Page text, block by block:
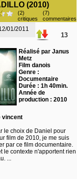
(2010)
(2)
critiques
(7)
commentaires
13
Réalisé par Janus
Metz
Film danois
Genre :
Documentaire
Durée : 1h 40min.
Année de
production : 2010
vincent
le choix de Daniel pour
film de 2010, je me suis
par ce film documentaire.
le contexte n'apportent rien
...